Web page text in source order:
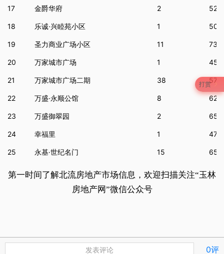
打赏
17 金爵华府 2
18 乐诚·兴睦苑小区 1
19 圣力商业广场小区 11
20 万家城市广场 1
21 万家城市广场二期 38
22 万盛·永顺公馆 8
23 万盛御翠园 2
24 幸福里 1
25 永基·世纪名门 15
第一时间了解北流房地产市场信息，欢迎扫描关注“玉林
房地产网”微信公众号
发表评论 0评